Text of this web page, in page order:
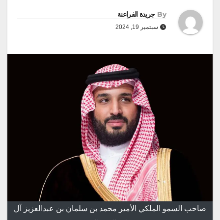
By جريدة الفراعنة
سبتمبر 19, 2024
صاحب السمو الملكي الأمير محمد بن سلمان بن عبدالعزيز آل